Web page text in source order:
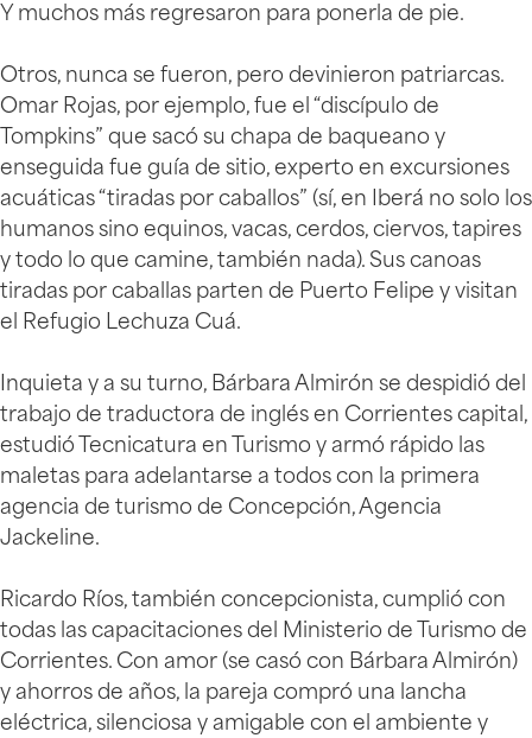
Y muchos más regresaron para ponerla de pie.
Otros, nunca se fueron, pero devinieron patriarcas.
Omar Rojas, por ejemplo, fue el “discípulo de
Tompkins” que sacó su chapa de baqueano y
enseguida fue guía de sitio, experto en excursiones
acuáticas “tiradas por caballos” (sí, en Iberá no solo los
humanos sino equinos, vacas, cerdos, ciervos, tapires
y todo lo que camine, también nada). Sus canoas
tiradas por caballas parten de Puerto Felipe y visitan
el Refugio Lechuza Cuá.
Inquieta y a su turno, Bárbara Almirón se despidió del
trabajo de traductora de inglés en Corrientes capital,
estudió Tecnicatura en Turismo y armó rápido las
maletas para adelantarse a todos con la primera
agencia de turismo de Concepción, Agencia
Jackeline.
Ricardo Ríos, también concepcionista, cumplió con
todas las capacitaciones del Ministerio de Turismo de
Corrientes. Con amor (se casó con Bárbara Almirón)
y ahorros de años, la pareja compró una lancha
eléctrica, silenciosa y amigable con el ambiente y